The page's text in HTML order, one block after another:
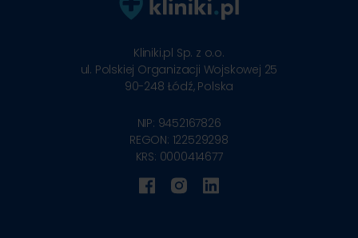
Kliniki.pl Sp. z o.o.
ul. Polskiej Organizacji Wojskowej 25
90-248 Łódź, Polska
NIP: 9452167826
REGON: 122529298
KRS: 0000414677